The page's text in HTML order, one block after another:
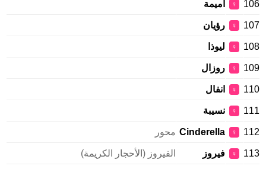
106
♀ أميمة
107
♀ رؤيان
108
♀ ليوذا
109
♀ روزال
110
♀ انفال
111
♀ نسيبة
112
♀
Cinderella محور
113
♀ فيروز الفيروز (الأحجار الكريمة)